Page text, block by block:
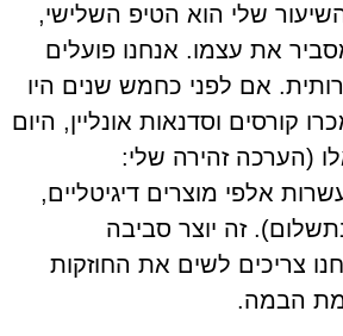
שלי הוא הטיפ השלישי,
את עצמו. אנחנו פועלים
אם לפני כחמש שנים היו
קורסים וסדנאות אונליין, היום
(הערכה זהירה שלי:
אלפי מוצרים דיגיטליים,
זה יוצר סביבה
צריכים לשים את החוזקות
הבמה.